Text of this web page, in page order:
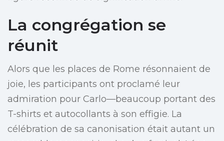
La congrégation se
réunit
Alors que les places de Rome résonnaient de
joie, les participants ont proclamé leur
admiration pour Carlo—beaucoup portant des
T-shirts et autocollants à son effigie. La
célébration de sa canonisation était autant un